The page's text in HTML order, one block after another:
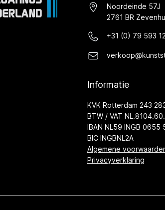
Noordeinde 57J
2761 BR
+31 (0) 79 593
Informatie
KVK Rotterdam 243
BTW / VAT
IBAN NL59 INGB 0655
BIC INGBNL2A
Algemene
Privacyverklaring